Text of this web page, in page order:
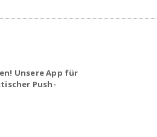
Unsere App für
Push-